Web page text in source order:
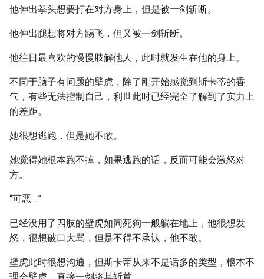
他伸出拳头想要打在对方身上，但是被一剑斩断。
他伸出腿想将对方踢飞，但又被一剑斩断。
他往日最喜欢的慢慢肢解他人，此时就发生在他的身上。
不同于脑子有问题的壁虎，除了刚开始感觉到斯卡蒂的香
气，有些无法控制自己，利世此时已经完全了解到了实力上
的差距。
她很想逃跑，但是她不敢。
她觉得她根本跑不掉，如果逃跑的话，反而可能会激怒对
方。
“可恶....”
已经没用了四肢的壁虎如同死狗一般躺在地上，他很想发
怒，很想破口大骂，但是不得不承认，他不敢。
壁虎此时很想沟通，但斯卡蒂从来不是话多的类型，根本不